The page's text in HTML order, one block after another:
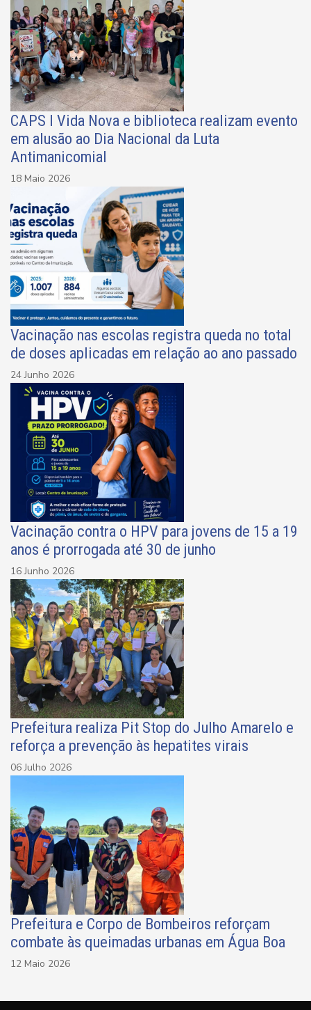
CAPS I Vida Nova e biblioteca realizam evento
em alusão ao Dia Nacional da Luta
Antimanicomial
18 Maio 2026
Vacinação nas escolas registra queda no total
de doses aplicadas em relação ao ano passado
24 Junho 2026
Vacinação contra o HPV para jovens de 15 a 19
anos é prorrogada até 30 de junho
16 Junho 2026
Prefeitura realiza Pit Stop do Julho Amarelo e
reforça a prevenção às hepatites virais
06 Julho 2026
Prefeitura e Corpo de Bombeiros reforçam
combate às queimadas urbanas em Água Boa
12 Maio 2026